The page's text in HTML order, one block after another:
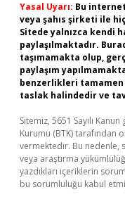
Yasal Uyarı: Bu
veya şahıs şirketi ile
Sitede yalnızca kendi
paylaşılmaktadır.
taşımamakta olup,
paylaşım
benzerlikleri
taslak halindedir ve
Sitemiz, 5651 Sayılı
Kurumu (BTK) tarafından
vermektedir. Bu nedenle,
veya araştırma
yazdıkları içeriklerin
bu sorumluluğu kabul